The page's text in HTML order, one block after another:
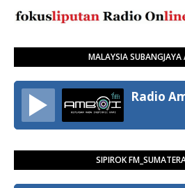
MALAYSIA
Radio
SIPIROK